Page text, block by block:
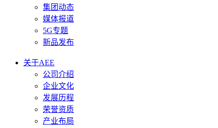
集团动态
媒体报道
5G专题
新品发布
关于AEE
公司介绍
企业文化
发展历程
荣誉资质
产业布局